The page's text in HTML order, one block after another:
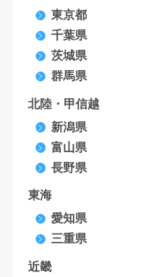
東京都
千葉県
茨城県
群馬県
北陸・甲信越
新潟県
富山県
長野県
東海
愛知県
三重県
近畿